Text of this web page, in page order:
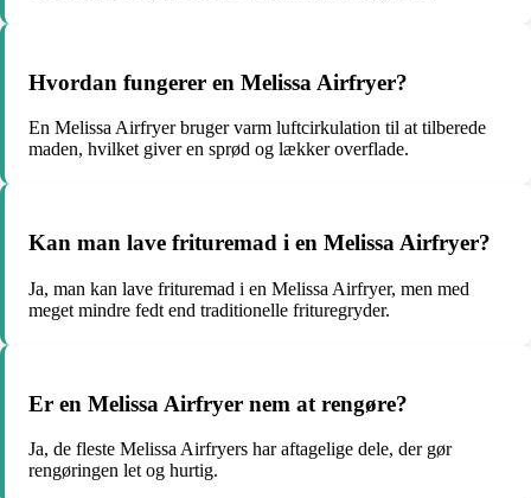
Hvordan fungerer en Melissa Airfryer?
En Melissa Airfryer bruger varm luftcirkulation til at tilberede
maden, hvilket giver en sprød og lækker overflade.
Kan man lave frituremad i en Melissa Airfryer?
Ja, man kan lave frituremad i en Melissa Airfryer, men med
meget mindre fedt end traditionelle frituregryder.
Er en Melissa Airfryer nem at rengøre?
Ja, de fleste Melissa Airfryers har aftagelige dele, der gør
rengøringen let og hurtig.